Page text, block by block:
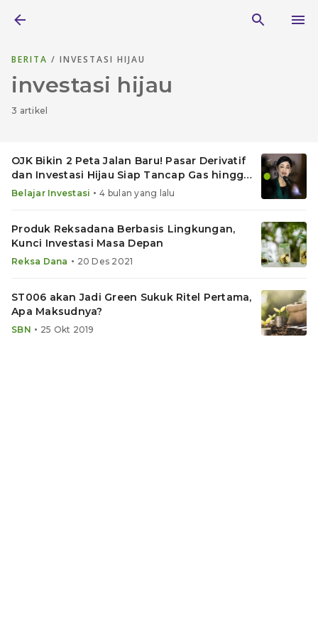
BERITA / INVESTASI HIJAU
investasi hijau
3 artikel
OJK Bikin 2 Peta Jalan Baru! Pasar Derivatif
dan Investasi Hijau Siap Tancap Gas hingga
2030
Belajar Investasi • 4 bulan yang lalu
Produk Reksadana Berbasis Lingkungan,
Kunci Investasi Masa Depan
Reksa Dana • 20 Des 2021
ST006 akan Jadi Green Sukuk Ritel Pertama,
Apa Maksudnya?
SBN • 25 Okt 2019